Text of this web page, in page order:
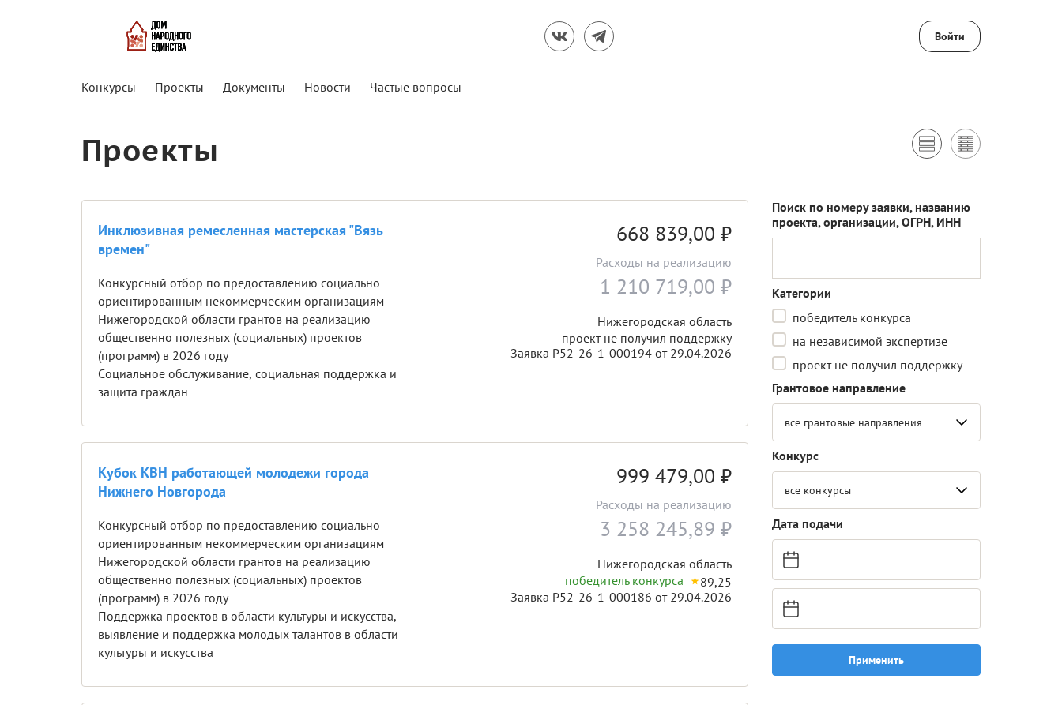
Войти
Конкурсы Проекты Документы Новости Частые вопросы
Проекты
Поиск по номеру заявки, названию
проекта, организации, ОГРН, ИНН
Категории
победитель конкурса
на независимой экспертизе
проект не получил поддержку
Грантовое направление
все грантовые направления
Конкурс
все конкурсы
Дата подачи
Применить
Инклюзивная ремесленная мастерская "Вязь
времен"
Конкурсный отбор по предоставлению социально
ориентированным некоммерческим организациям
Нижегородской области грантов на реализацию
общественно полезных (социальных) проектов
(программ) в 2026 году
Cоциальное обслуживание, социальная поддержка и
защита граждан
668 839,00 ₽
Расходы на реализацию
1 210 719,00 ₽
Нижегородская область
проект не получил поддержку
Заявка Р52-26-1-000194 от 29.04.2026
Кубок КВН работающей молодежи города
Нижнего Новгорода
Конкурсный отбор по предоставлению социально
ориентированным некоммерческим организациям
Нижегородской области грантов на реализацию
общественно полезных (социальных) проектов
(программ) в 2026 году
Поддержка проектов в области культуры и искусства,
выявление и поддержка молодых талантов в области
культуры и искусства
999 479,00 ₽
Расходы на реализацию
3 258 245,89 ₽
Нижегородская область
победитель конкурса
89,25
Заявка Р52-26-1-000186 от 29.04.2026